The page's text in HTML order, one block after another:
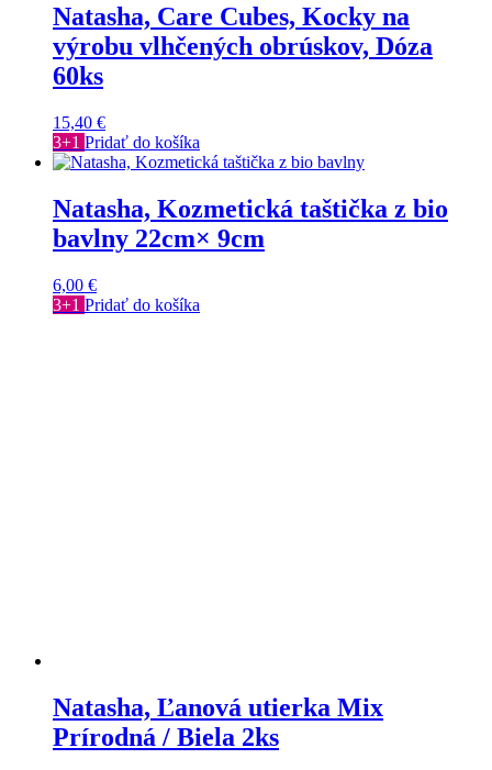
Natasha, Care Cubes, Kocky na
výrobu vlhčených obrúskov, Dóza
60ks
15,40 €
3+1 Pridať do košíka
Natasha, Kozmetická taštička z bio
bavlny 22cm× 9cm
6,00 €
3+1 Pridať do košíka
Natasha, Ľanová utierka Mix
Prírodná / Biela 2ks